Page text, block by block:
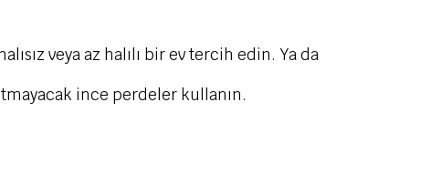
veya az halılı bir ev tercih edin. Ya da
ince perdeler kullanın.